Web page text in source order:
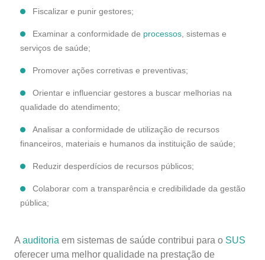
Fiscalizar e punir gestores;
Examinar a conformidade de processos , sistemas e
serviços de saúde;
Promover ações corretivas e preventivas;
Orientar e influenciar gestores a buscar melhorias na
qualidade do atendimento;
Analisar a conformidade de utilização de recursos
financeiros, materiais e humanos da instituição de saúde;
Reduzir desperdícios de recursos públicos;
Colaborar com a transparência e credibilidade da gestão
pública;
A auditoria em sistemas de saúde contribui para o SUS
oferecer uma melhor qualidade na prestação de